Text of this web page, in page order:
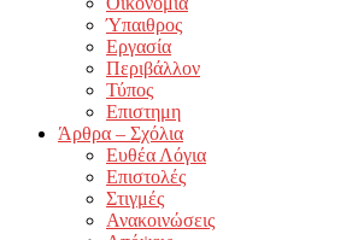
Ύπαιθρος
Εργασία
Περιβάλλον
Τύπος
Επιστημη
Άρθρα – Σχόλια
Ευθέα Λόγια
Επιστολές
Στιγμές
Ανακοινώσεις